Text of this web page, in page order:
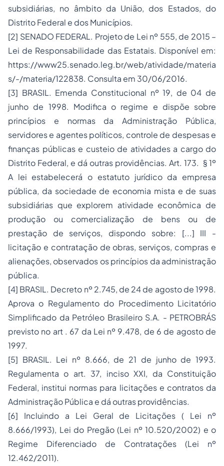
subsidiárias, no âmbito da União, dos Estados, do
Distrito Federal e dos Municípios.
[2] SENADO FEDERAL. Projeto de Lei nº 555, de 2015 –
Lei de Responsabilidade das Estatais. Disponível em:
https://www25.senado.leg.br/web/atividade/materia
s/-/materia/122838. Consulta em 30/06/2016.
[3] BRASIL. Emenda Constitucional nº 19, de 04 de
junho de 1998. Modifica o regime e dispõe sobre
princípios e normas da Administração Pública,
servidores e agentes políticos, controle de despesas e
finanças públicas e custeio de atividades a cargo do
Distrito Federal, e dá outras providências. Art. 173. § 1º
A lei estabelecerá o estatuto jurídico da empresa
pública, da sociedade de economia mista e de suas
subsidiárias que explorem atividade econômica de
produção ou comercialização de bens ou de
prestação de serviços, dispondo sobre: [...] III -
licitação e contratação de obras, serviços, compras e
alienações, observados os princípios da administração
pública.
[4] BRASIL. Decreto nº 2.745, de 24 de agosto de 1998.
Aprova o Regulamento do Procedimento Licitatório
Simplificado da Petróleo Brasileiro S.A. - PETROBRÁS
previsto no art . 67 da Lei nº 9.478, de 6 de agosto de
1997.
[5] BRASIL. Lei nº 8.666, de 21 de junho de 1993.
Regulamenta o art. 37, inciso XXI, da Constituição
Federal, institui normas para licitações e contratos da
Administração Pública e dá outras providências.
[6] Incluindo a Lei Geral de Licitações ( Lei nº
8.666/1993), Lei do Pregão (Lei nº 10.520/2002) e o
Regime Diferenciado de Contratações (Lei nº
12.462/2011).